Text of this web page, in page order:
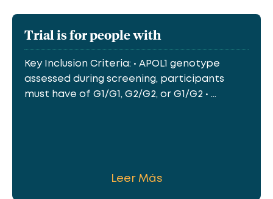
Trial is for people with
Key Inclusion Criteria: • APOL1 genotype
assessed during screening, participants
must have of G1/G1, G2/G2, or G1/G2 • ...
Leer Más